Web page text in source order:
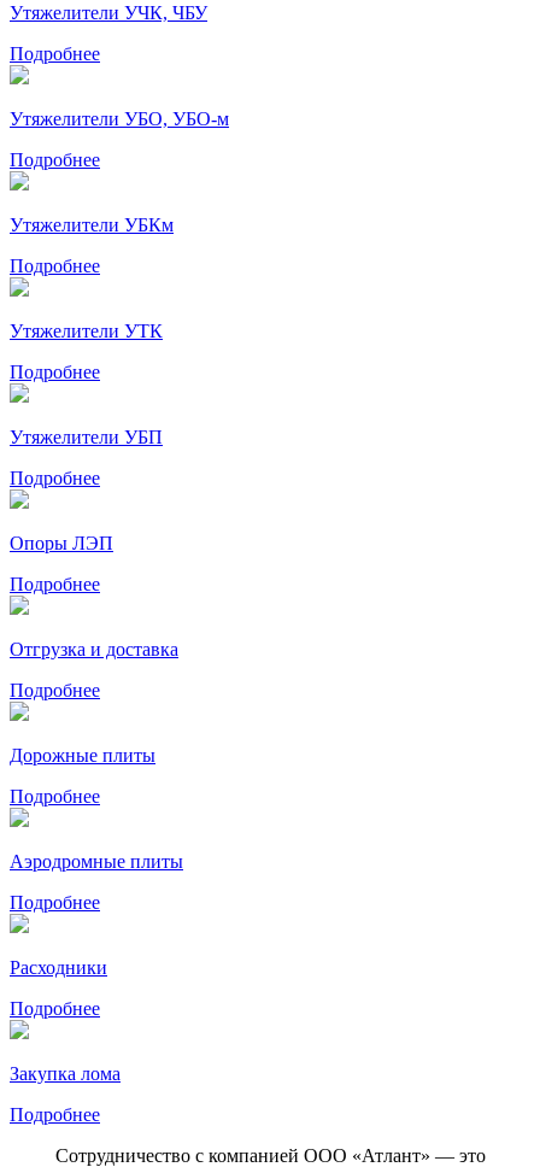
Утяжелители УЧК, ЧБУ
Подробнее
Утяжелители УБО, УБО-м
Подробнее
Утяжелители УБКм
Подробнее
Утяжелители УТК
Подробнее
Утяжелители УБП
Подробнее
Опоры ЛЭП
Подробнее
Отгрузка и доставка
Подробнее
Дорожные плиты
Подробнее
Аэродромные плиты
Подробнее
Расходники
Подробнее
Закупка лома
Подробнее
Сотрудничество с компанией ООО «Атлант» — это